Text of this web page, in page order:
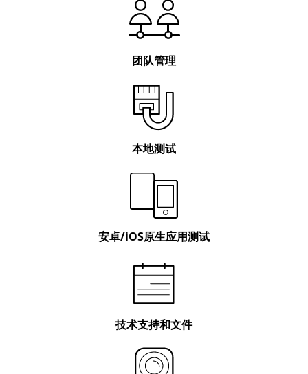
团队管理
本地测试
安卓/iOS原生应用测试
技术支持和文件